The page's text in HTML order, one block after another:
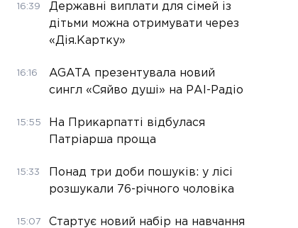
16:39
Державні виплати для сімей із
дітьми можна отримувати через
«Дія.Картку»
16:16
AGATA презентувала новий
сингл «Сяйво душі» на РАІ-Радіо
15:55
На Прикарпатті відбулася
Патріарша проща
15:33
Понад три доби пошуків: у лісі
розшукали 76-річного чоловіка
15:07
Стартує новий набір на навчання